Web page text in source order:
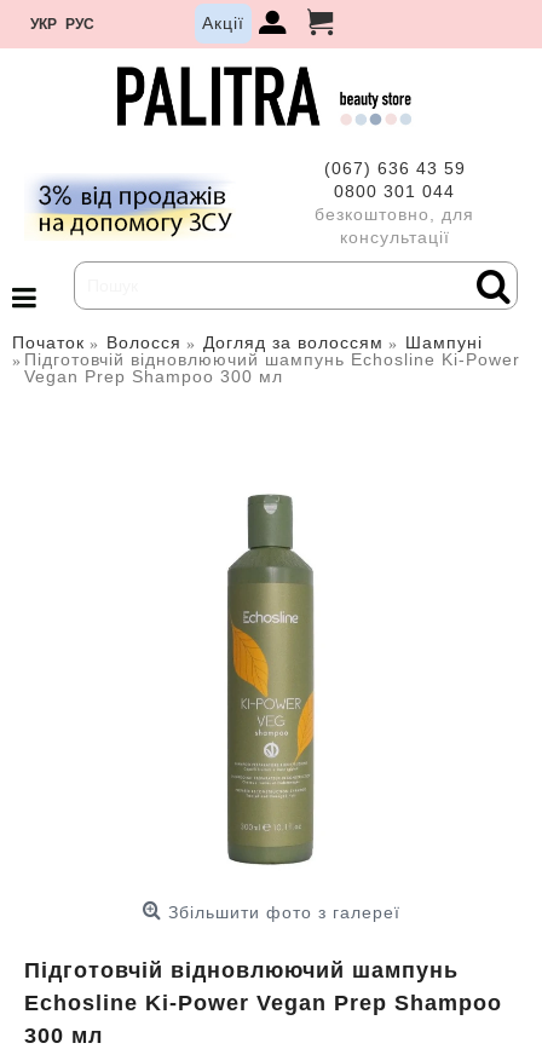
УКР РУС Акції
(067) 636 43 59
0800 301 044
безкоштовно, для
консультації
Початок Волосся Догляд за волоссям
Шампуні
Підготовчій відновлюючий шампунь Echosline Ki-Power
Vegan Prep Shampoo 300 мл
Збільшити фото з галереї
Підготовчій відновлюючий шампунь
Echosline Ki-Power Vegan Prep Shampoo
300 мл